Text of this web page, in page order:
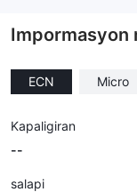
Impormasyon
ECN Micro
Kapaligiran
--
salapi